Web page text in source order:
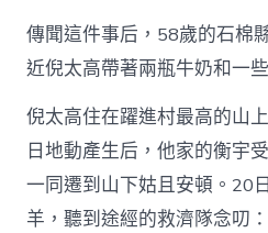
傳聞這件事后，58歲的石棉
近倪太高帶著兩瓶牛奶和一
倪太高住在躍進村最高的山
日地動產生后，他家的衡宇
一同遷到山下姑且安頓。20
羊，聽到途經的救濟隊念叨